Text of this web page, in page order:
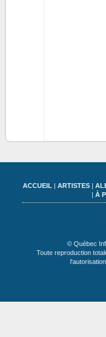
ACCUEIL | ARTISTES|
| À
© Québec
Toute reproduction